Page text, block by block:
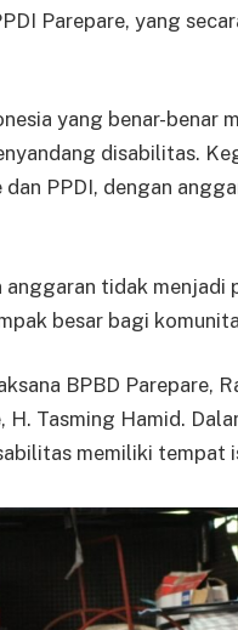
Parepare, yang
yang benar-benar
disabilitas.
PPDI, dengan
anggaran tidak
besar bagi
BPBD Parepare,
Tasming Hamid.
memiliki tempat